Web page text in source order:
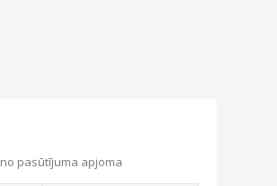
pasūtījuma apjoma